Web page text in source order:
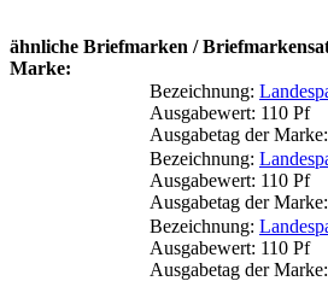
ähnliche Briefmarken /
Marke:
Bezeichnung:
Ausgabewert: 110 Pf
Ausgabetag der
Bezeichnung:
Ausgabewert: 110 Pf
Ausgabetag der
Bezeichnung:
Ausgabewert: 110 Pf
Ausgabetag der